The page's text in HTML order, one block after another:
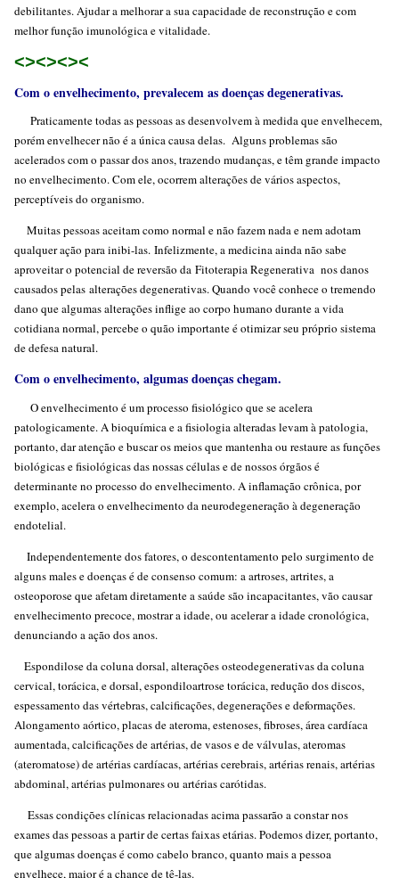
debilitantes. Ajudar a melhorar a sua capacidade de reconstrução e com
melhor função imunológica e vitalidade.
<><><><
Com o envelhecimento, prevalecem as doenças degenerativas.
Praticamente todas as pessoas as desenvolvem à medida que envelhecem,
porém envelhecer não é a única causa delas. Alguns problemas são
acelerados com o passar dos anos, trazendo mudanças, e têm grande impacto
no envelhecimento. Com ele, ocorrem alterações de vários aspectos,
perceptíveis do organismo.
Muitas pessoas aceitam como normal e não fazem nada e nem adotam
qualquer ação para inibi-las. Infelizmente, a medicina ainda não sabe
aproveitar o potencial de reversão da Fitoterapia Regenerativa nos danos
causados pelas alterações degenerativas. Quando você conhece o tremendo
dano que algumas alterações inflige ao corpo humano durante a vida
cotidiana normal, percebe o quão importante é otimizar seu próprio sistema
de defesa natural.
Com o envelhecimento, algumas doenças chegam.
O envelhecimento é um processo fisiológico que se acelera
patologicamente. A bioquímica e a fisiologia alteradas levam à patologia,
portanto, dar atenção e buscar os meios que mantenha ou restaure as funções
biológicas e fisiológicas das nossas células e de nossos órgãos é
determinante no processo do envelhecimento. A inflamação crônica, por
exemplo, acelera o envelhecimento da neurodegeneração à degeneração
endotelial.
Independentemente dos fatores, o descontentamento pelo surgimento de
alguns males e doenças é de consenso comum: a artroses, artrites, a
osteoporose que afetam diretamente a saúde são incapacitantes, vão causar
envelhecimento precoce, mostrar a idade, ou acelerar a idade cronológica,
denunciando a ação dos anos.
Espondilose da coluna dorsal, alterações osteodegenerativas da coluna
cervical, torácica, e dorsal, espondiloartrose torácica, redução dos discos,
espessamento das vértebras, calcificações, degenerações e deformações.
Alongamento aórtico, placas de ateroma, estenoses, fibroses, área cardíaca
aumentada, calcificações de artérias, de vasos e de válvulas, ateromas
(ateromatose) de artérias cardíacas, artérias cerebrais, artérias renais, artérias
abdominal, artérias pulmonares ou artérias carótidas.
Essas condições clínicas relacionadas acima passarão a constar nos
exames das pessoas a partir de certas faixas etárias. Podemos dizer, portanto,
que algumas doenças é como cabelo branco, quanto mais a pessoa
envelhece, maior é a chance de tê-las.